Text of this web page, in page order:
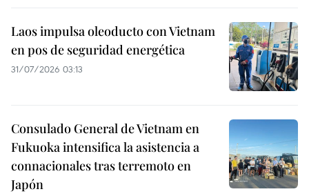
Laos impulsa oleoducto con Vietnam
en pos de seguridad energética
31/07/2026 03:13
Consulado General de Vietnam en
Fukuoka intensifica la asistencia a
connacionales tras terremoto en
Japón